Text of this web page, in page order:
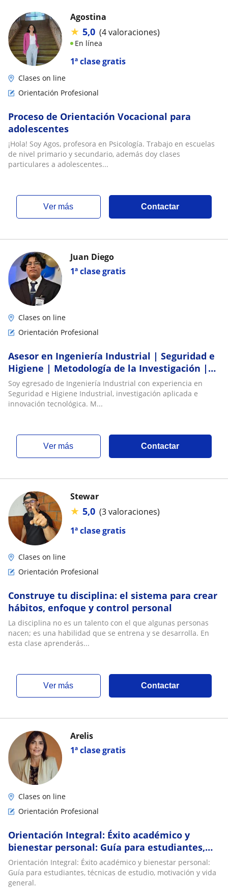
1ª clase gratis
Agostina
★ 5,0 (4 valoraciones)
En línea
Clases on line
Orientación Profesional
Proceso de Orientación Vocacional para
adolescentes
¡Hola! Soy Agos, profesora en Psicología. Trabajo en escuelas
de nivel primario y secundario, además doy clases
particulares a adolescentes...
ver más Contactar
1ª clase gratis
Juan Diego
Clases on line
Orientación Profesional
Asesor en Ingeniería Industrial | Seguridad e
Higiene | Metodología de la Investigación |
Proyectos de Titulación
Soy egresado de Ingeniería Industrial con experiencia en
Seguridad e Higiene Industrial, investigación aplicada e
innovación tecnológica. M...
ver más Contactar
1ª clase gratis
Stewar
★ 5,0 (3 valoraciones)
Clases on line
Orientación Profesional
Construye tu disciplina: el sistema para crear
hábitos, enfoque y control personal
La disciplina no es un talento con el que algunas personas
nacen; es una habilidad que se entrena y se desarrolla. En
esta clase aprenderás...
ver más Contactar
1ª clase gratis
Arelis
Clases on line
Orientación Profesional
Orientación Integral: Éxito académico y
bienestar personal: Guía para estudiantes,
técnicas de estudio, motivación y vida
general
Orientación Integral: Éxito académico y bienestar personal:
Guía para estudiantes, técnicas de estudio, motivación y vida
general.